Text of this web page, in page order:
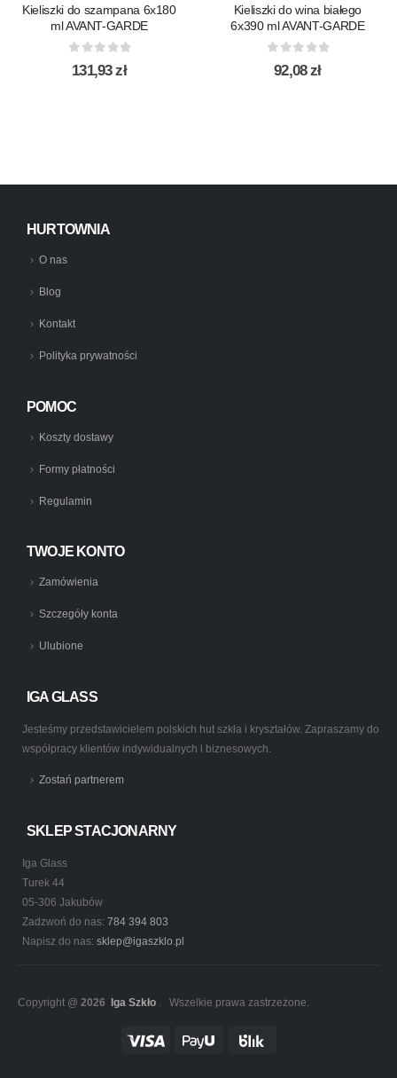
Kieliszki do szampana 6x180
ml AVANT-GARDE
out of 5
131,93zł
Kieliszki do wina białego
6x390 ml AVANT-GARDE
out of 5
92,08zł
HURTOWNIA
O nas
Blog
Kontakt
Polityka prywatności
POMOC
Koszty dostawy
Formy płatności
Regulamin
TWOJE KONTO
Zamówienia
Szczegóły konta
Ulubione
IGA GLASS
Jesteśmy przedstawicielem polskich hut szkła i kryształów. Zapraszamy do
współpracy klientów indywidualnych i biznesowych.
Zostań partnerem
SKLEP STACJONARNY
Iga Glass
Turek 44
05-306 Jakubów
Zadzwoń do nas: 784 394 803
Napisz do nas: sklep@igaszklo.pl
Copyright @ 2026 Iga Szkło . Wszelkie prawa zastrzeżone.